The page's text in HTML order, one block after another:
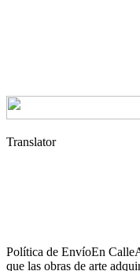
Translator
Política de EnvíoEn
que las obras de arte